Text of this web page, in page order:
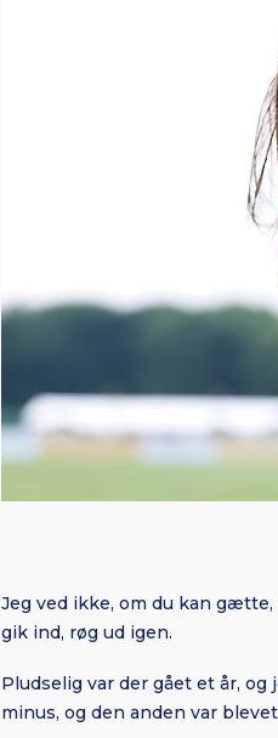
Jeg ved ikke, om du kan
gik ind, røg ud igen.
Pludselig var der gået et år,
minus, og den anden var